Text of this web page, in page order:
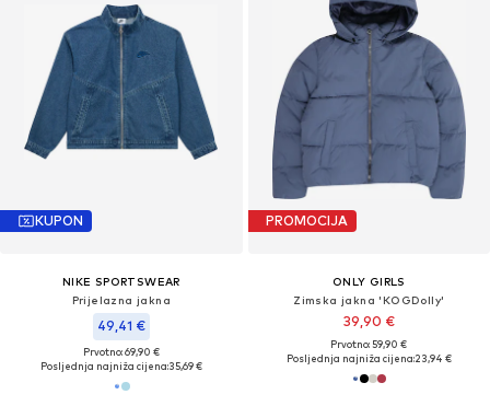
KUPON
NIKE SPORTSWEAR
Prijelazna jakna
49,41 €
Prvotno: 69,90 €
Posljednja najniža cijena:35,69 €
PROMOCIJA
ONLY GIRLS
Zimska jakna 'KOGDolly'
39,90 €
Prvotno: 59,90 €
Posljednja najniža cijena:23,94 €